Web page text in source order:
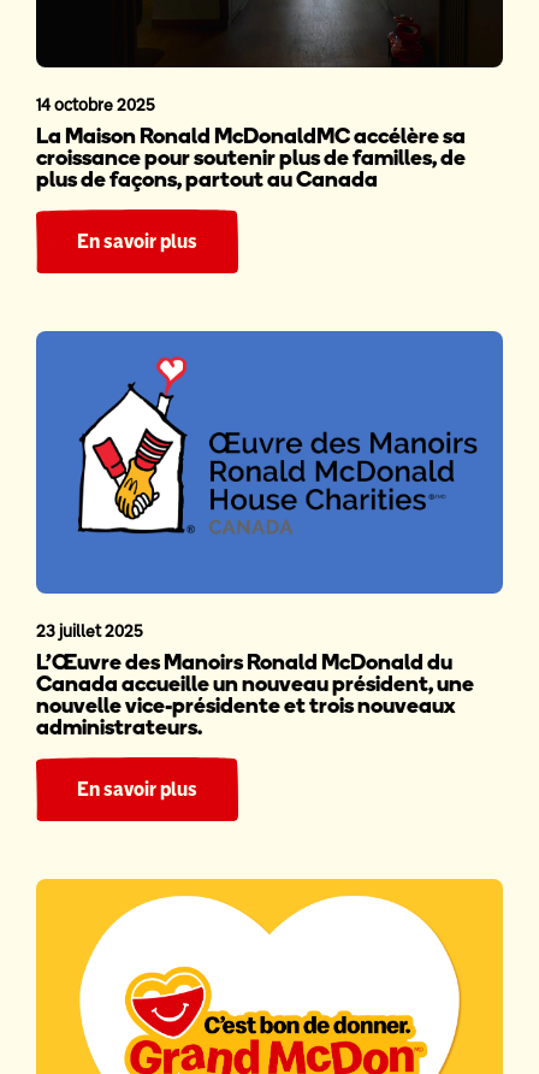
14 octobre 2025
La Maison Ronald McDonaldMC accélère sa
croissance pour soutenir plus de familles, de
plus de façons, partout au Canada
En savoir plus
23 juillet 2025
L’Œuvre des Manoirs Ronald McDonald du
Canada accueille un nouveau président, une
nouvelle vice-présidente et trois nouveaux
administrateurs.
En savoir plus